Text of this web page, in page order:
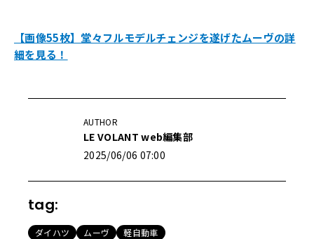
【画像55枚】堂々フルモデルチェンジを遂げたムーヴの詳
細を見る！
AUTHOR
LE VOLANT web編集部
2025/06/06 07:00
tag:
ダイハツ ムーヴ 軽自動車